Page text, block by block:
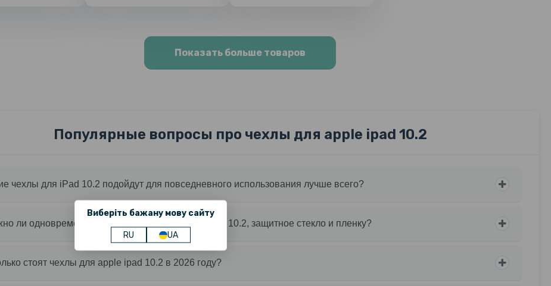
Виберіть бажану мову сайту
RU UA
Показать больше товаров
Популярные вопросы про чехлы для apple ipad 10.2
чехлы для iPad 10.2 подойдут для повседневного использования лучше всего?
ли одновременно использовать чехол для iPad 10.2, защитное стекло и пленку?
стоят чехлы для apple ipad 10.2 в 2026 году?